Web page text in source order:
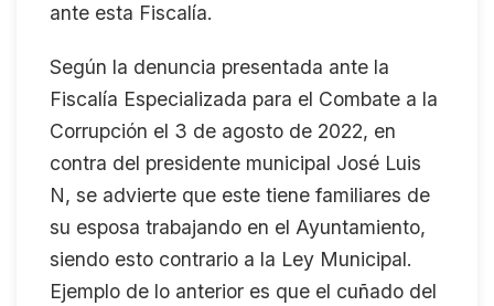
ante esta Fiscalía.
Según la denuncia presentada ante la
Fiscalía Especializada para el Combate a la
Corrupción el 3 de agosto de 2022, en
contra del presidente municipal José Luis
N, se advierte que este tiene familiares de
su esposa trabajando en el Ayuntamiento,
siendo esto contrario a la Ley Municipal.
Ejemplo de lo anterior es que el cuñado del